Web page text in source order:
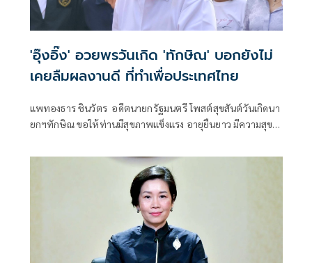
'อุ๊งอิ๊ง' อวยพรวันเกิด 'ทักษิณ' บอกยังไม่
เคยลืมผลงานดี ที่ทำเพื่อประเทศไทย
แพทองธาร ชินวัตร อดีตนายกรัฐมนตรี โพสต์สุขสันต์วันเกิดนา
ยกฯทักษิณ ขอให้ท่านมีสุขภาพแข็งแรง อายุยืนยาว มีความสุข